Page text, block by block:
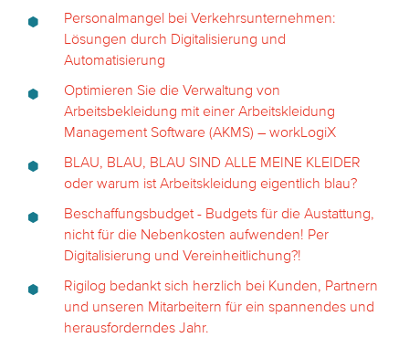
Personalmangel bei Verkehrsunternehmen:
Lösungen durch Digitalisierung und
Automatisierung
Optimieren Sie die Verwaltung von
Arbeitsbekleidung mit einer Arbeitskleidung
Management Software (AKMS) – workLogiX
BLAU, BLAU, BLAU SIND ALLE MEINE KLEIDER
oder warum ist Arbeitskleidung eigentlich blau?
Beschaffungsbudget - Budgets für die Austattung,
nicht für die Nebenkosten aufwenden! Per
Digitalisierung und Vereinheitlichung?!
Rigilog bedankt sich herzlich bei Kunden, Partnern
und unseren Mitarbeitern für ein spannendes und
herausforderndes Jahr.